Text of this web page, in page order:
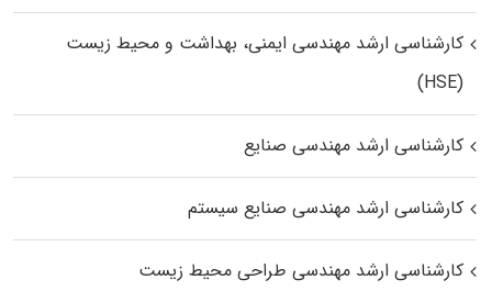
کارشناسی ارشد مهندسی ایمنی، بهداشت و محیط زیست
(HSE)
کارشناسی ارشد مهندسی صنایع
کارشناسی ارشد مهندسی صنایع سیستم
کارشناسی ارشد مهندسی طراحی محیط زیست